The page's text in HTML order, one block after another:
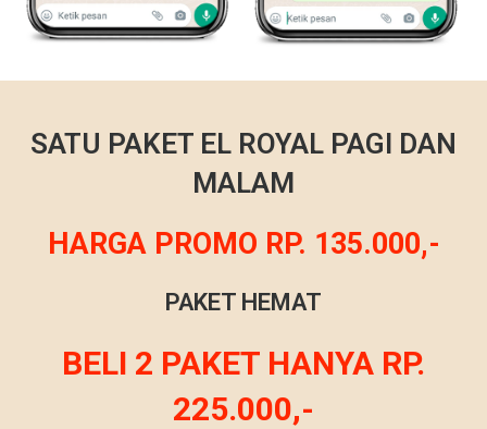
SATU PAKET EL ROYAL PAGI DAN
MALAM
HARGA PROMO RP. 135.000,-
PAKET HEMAT
BELI 2 PAKET HANYA RP.
225.000,-